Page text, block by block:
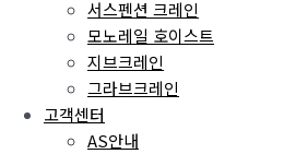
서스펜션 크레인
모노레일 호이스트
지브크레인
그라브크레인
고객센터
AS안내